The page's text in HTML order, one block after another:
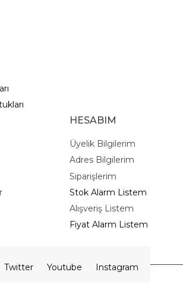
HESABIM
Üyelik Bilgilerim
Adres Bilgilerim
Siparişlerim
Stok Alarm Listem
Alışveriş Listem
Fiyat Alarm Listem
Twitter Youtube Instagram